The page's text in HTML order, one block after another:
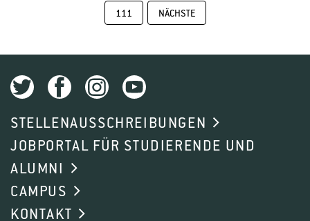
111 NÄCHSTE
STELLENAUSSCHREIBUNGEN
JOBPORTAL FÜR STUDIERENDE UND
ALUMNI
CAMPUS
KONTAKT